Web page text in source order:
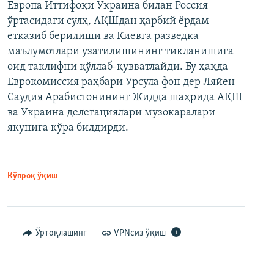
Европа Иттифоқи Украина билан Россия
ўртасидаги сулҳ, АҚШдан ҳарбий ёрдам
етказиб берилиши ва Киевга разведка
маълумотлари узатилишининг тикланишига
оид таклифни қўллаб-қувватлайди. Бу ҳақда
Еврокомиссия раҳбари Урсула фон дер Ляйен
Саудия Арабистонининг Жидда шаҳрида АҚШ
ва Украина делегациялари музокаралари
якунига кўра билдирди.
Кўпроқ ўқиш
Ўртоқлашинг VPNсиз ўқиш